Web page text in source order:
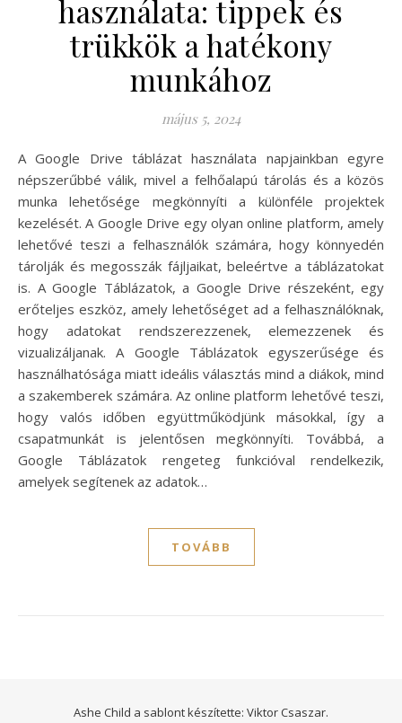
használata: tippek és
trükkök a hatékony
munkához
május 5, 2024
A Google Drive táblázat használata napjainkban egyre
népszerűbbé válik, mivel a felhőalapú tárolás és a közös
munka lehetősége megkönnyíti a különféle projektek
kezelését. A Google Drive egy olyan online platform, amely
lehetővé teszi a felhasználók számára, hogy könnyedén
tárolják és megosszák fájljaikat, beleértve a táblázatokat
is. A Google Táblázatok, a Google Drive részeként, egy
erőteljes eszköz, amely lehetőséget ad a felhasználóknak,
hogy adatokat rendszerezzenek, elemezzenek és
vizualizáljanak. A Google Táblázatok egyszerűsége és
használhatósága miatt ideális választás mind a diákok, mind
a szakemberek számára. Az online platform lehetővé teszi,
hogy valós időben együttműködjünk másokkal, így a
csapatmunkát is jelentősen megkönnyíti. Továbbá, a
Google Táblázatok rengeteg funkcióval rendelkezik,
amelyek segítenek az adatok…
TOVÁBB
Ashe Child a sablont készítette: Viktor Csaszar.